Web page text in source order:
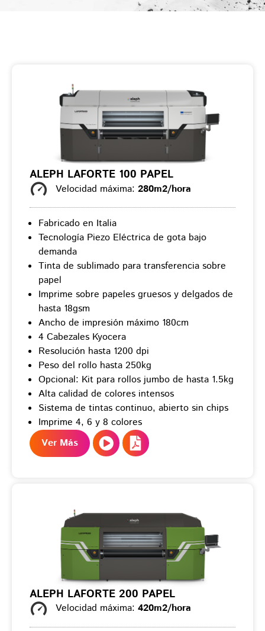
ALEPH LAFORTE 100 PAPEL
Velocidad máxima: 280m2/hora
Fabricado en Italia
Tecnología Piezo Eléctrica de gota bajo
demanda
Tinta de sublimado para transferencia sobre
papel
Imprime sobre papeles gruesos y delgados de
hasta 18gsm
Ancho de impresión máximo 180cm
4 Cabezales Kyocera
Resolución hasta 1200 dpi
Peso del rollo hasta 250kg
Opcional: Kit para rollos jumbo de hasta 1.5kg
Alta calidad de colores intensos
Sistema de tintas continuo, abierto sin chips
Imprime 4, 6 y 8 colores
Ver Más
ALEPH LAFORTE 200 PAPEL
Velocidad máxima: 420m2/hora